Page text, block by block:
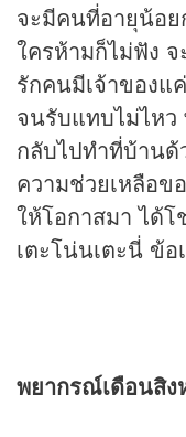
จะมีคนที่อายุน้อย
ใครห้ามก็ไม่ฟัง
รักคนมีเจ้าของแ
จนรับแทบไม่ไหว
กลับไปทำที่บ้านด้
ความช่วยเหลือ
ให้โอกาสมา ได้
เตะโน่นเตะนี่ ข้อ
พยากรณ์เดือนสิง